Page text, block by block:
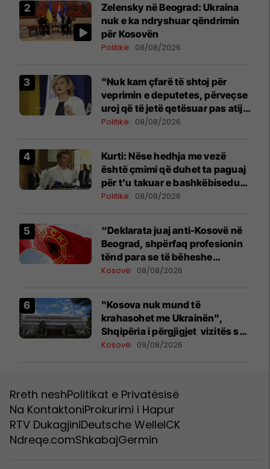
Zelensky në Beograd: Ukraina
nuk e ka ndryshuar qëndrimin
për Kosovën
Politikë 08/08/2026
"Nuk kam çfarë të shtoj për
veprimin e deputetes, përveçse
uroj që të jetë qetësuar pas atij
momenti", reagon Kusari-Lila
Politikë 08/08/2026
Kurti: Nëse hedhja me vezë
është çmimi që duhet ta paguaj
për t’u takuar e bashkëbiseduar
jam i lumtur ta bëj këtë
Politikë 08/08/2026
“Deklarata juaj anti-Kosovë në
Beograd, shpërfaq profesionin
tënd para se të bëheshe
president”, OVL e UÇK-së i
Kosovë 08/08/2026
"Kosova nuk mund të
krahasohet me Ukrainën",
Shqipëria i përgjigjet vizitës së
Zelenskyt në Serbi
Kosovë 09/08/2026
Rreth neshPolitikat e Privatësisë
Na KontaktoniProkurimi i Hapur
RTV DukagjiniDeutsche WelleICK
Ndreqe.comShkabajGermin